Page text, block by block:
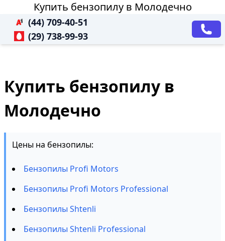
Купить бензопилу в Молодечно
(44) 709-40-51
(29) 738-99-93
Купить бензопилу в
Молодечно
Цены на бензопилы:
Бензопилы Profi Motors
Бензопилы Profi Motors Professional
Бензопилы Shtenli
Бензопилы Shtenli Professional